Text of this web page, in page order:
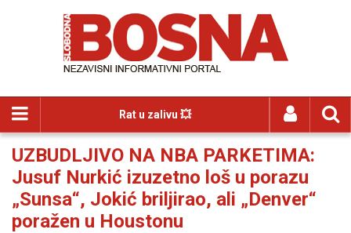
Rat u zalivu 💥
UZBUDLJIVO NA NBA PARKETIMA:
Jusuf Nurkić izuzetno loš u porazu
„Sunsa“, Jokić briljirao, ali „Denver“
poražen u Houstonu